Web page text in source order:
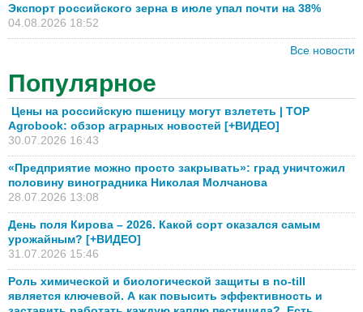
Экспорт российского зерна в июле упал почти на 38%
04.08.2026 18:52
Все новости
Популярное
Цены на российскую пшеницу могут взлететь | TOP
Agrobook: обзор аграрных новостей [+ВИДЕО]
30.07.2026 16:43
«Предприятие можно просто закрывать»: град уничтожил
половину виноградника Николая Молчанова
28.07.2026 13:08
День поля Кирова – 2026. Какой сорт оказался самым
урожайным? [+ВИДЕО]
31.07.2026 15:46
Роль химической и биологической защиты в no-till
является ключевой. А как повысить эффективность и